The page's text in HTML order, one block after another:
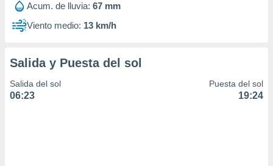
1199
Acum. de lluvia: 67 mm
Viento medio: 13 km/h
Salida y Puesta del sol
Salida del sol
06:23
Puesta del sol
19:24